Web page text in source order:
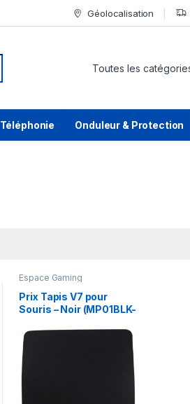
Géolocalisation
Téléphonie Onduleur & Protection
Espace Gaming
Prix Tapis V7 pour
Souris – Noir (MP01BLK-